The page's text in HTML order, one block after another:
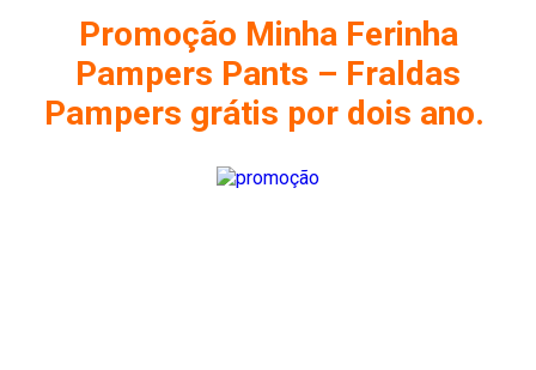
Promoção Minha Ferinha
Pampers Pants – Fraldas
Pampers grátis por dois ano.